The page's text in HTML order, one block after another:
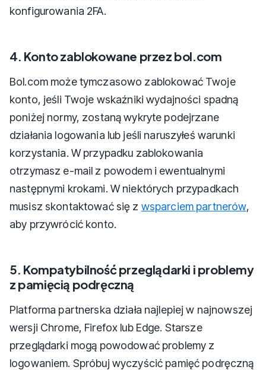
konfigurowania 2FA.
4. Konto zablokowane przez bol.com
Bol.com może tymczasowo zablokować Twoje
konto, jeśli Twoje wskaźniki wydajności spadną
poniżej normy, zostaną wykryte podejrzane
działania logowania lub jeśli naruszyłeś warunki
korzystania. W przypadku zablokowania
otrzymasz e-mail z powodem i ewentualnymi
następnymi krokami. W niektórych przypadkach
musisz skontaktować się z wsparciem partnerów,
aby przywrócić konto.
5. Kompatybilność przeglądarki i problemy
z pamięcią podręczną
Platforma partnerska działa najlepiej w najnowszej
wersji Chrome, Firefox lub Edge. Starsze
przeglądarki mogą powodować problemy z
logowaniem. Spróbuj wyczyścić pamięć podręczną